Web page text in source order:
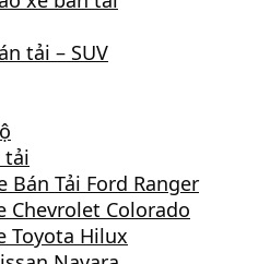
tải – SUV
tải
Bán Tải Ford Ranger
Chevrolet Colorado
Toyota Hilux